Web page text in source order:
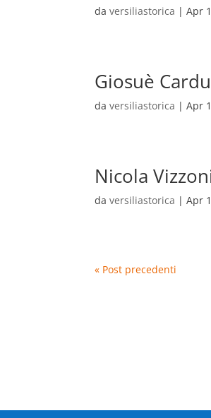
daversiliastorica |Apr
Giosuè
daversiliastorica |Apr
Nicola
daversiliastorica |Apr
« Post precedenti